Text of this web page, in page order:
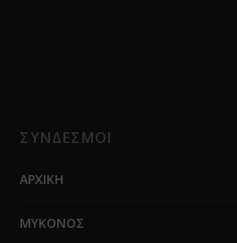
ΣΥΝΔΕΣΜΟΙ
ΑΡΧΙΚΗ
ΜΥΚΟΝΟΣ